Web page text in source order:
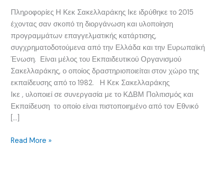
Πληροφορίες Η Κεκ Σακελλαράκης Ικε ιδρύθηκε το 2015
έχοντας σαν σκοπό τη διοργάνωση και υλοποίηση
προγραμμάτων επαγγελματικής κατάρτισης,
συγχρηματοδοτούμενα από την Ελλάδα και την Ευρωπαϊκή
Ένωση. Είναι μέλος του Εκπαιδευτικού Οργανισμού
Σακελλαράκης, ο οποίος δραστηριοποιείται στον χώρο της
εκπαίδευσης από το 1982. Η Κεκ Σακελλαράκης
Ικε , υλοποιεί σε συνεργασία με το ΚΔΒΜ Πολιτισμός και
Εκπαίδευση το οποίο είναι πιστοποιημένο από τον Εθνικό
[…]
dokimi
Read More »